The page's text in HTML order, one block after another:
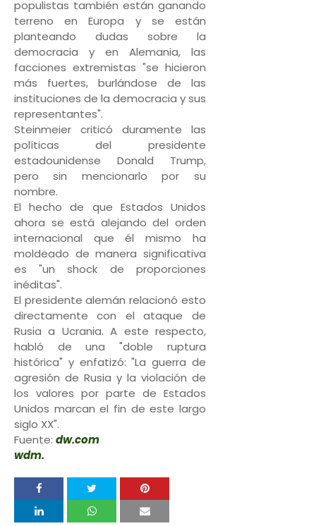
populistas también están ganando
terreno en Europa y se están
planteando dudas sobre la
democracia y en Alemania, las
facciones extremistas "se hicieron
más fuertes, burlándose de las
instituciones de la democracia y sus
representantes".
Steinmeier criticó duramente las
políticas del presidente
estadounidense Donald Trump,
pero sin mencionarlo por su
nombre.
El hecho de que Estados Unidos
ahora se está alejando del orden
internacional que él mismo ha
moldeado de manera significativa
es "un shock de proporciones
inéditas".
El presidente alemán relacionó esto
directamente con el ataque de
Rusia a Ucrania. A este respecto,
habló de una "doble ruptura
histórica" y enfatizó: "La guerra de
agresión de Rusia y la violación de
los valores por parte de Estados
Unidos marcan el fin de este largo
siglo XX".
Fuente: dw.com
wdm.